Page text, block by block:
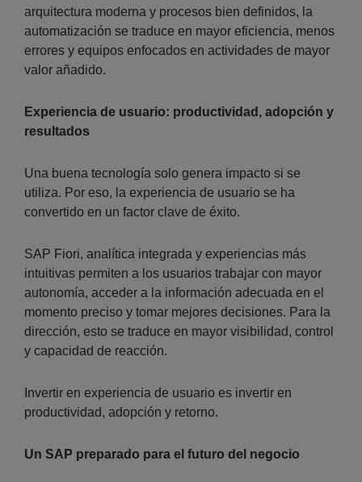
arquitectura moderna y procesos bien definidos, la
automatización se traduce en mayor eficiencia, menos
errores y equipos enfocados en actividades de mayor
valor añadido.
Experiencia de usuario: productividad, adopción y
resultados
Una buena tecnología solo genera impacto si se
utiliza. Por eso, la experiencia de usuario se ha
convertido en un factor clave de éxito.
SAP Fiori, analítica integrada y experiencias más
intuitivas permiten a los usuarios trabajar con mayor
autonomía, acceder a la información adecuada en el
momento preciso y tomar mejores decisiones. Para la
dirección, esto se traduce en mayor visibilidad, control
y capacidad de reacción.
Invertir en experiencia de usuario es invertir en
productividad, adopción y retorno.
Un SAP preparado para el futuro del negocio